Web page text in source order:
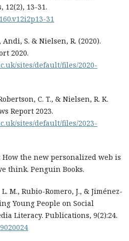
12(2), 13-31.
31
S. & Nielsen, R. (2020).
2020.
sites/default/files/2020-
C. T., & Nielsen, R. K.
Report 2023.
sites/default/files/2023-
How the new personalized web is
think. Penguin Books.
M., Rubio-Romero, J., & Jiménez-
Young People on Social
Literacy. Publications, 9(2):24.